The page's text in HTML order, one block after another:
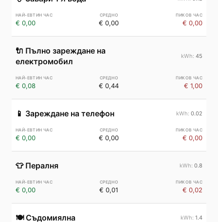
€ 0,00 € 0,00 € 0,00
🔌 Пълно зареждане на
електромобил
45
€ 0,08 € 0,44 € 1,00
📱 Зареждане на телефон 0.02
€ 0,00 € 0,00 € 0,00
👕 Пералня 0.8
€ 0,00 € 0,01 € 0,02
🍽️ Съдомиялна 1.4